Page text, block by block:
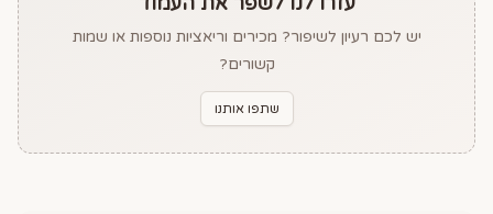
יש לכם רעיון לשיפור? מכירים וריאציות נוספות או שמות
קשורים?
שתפו אותנו